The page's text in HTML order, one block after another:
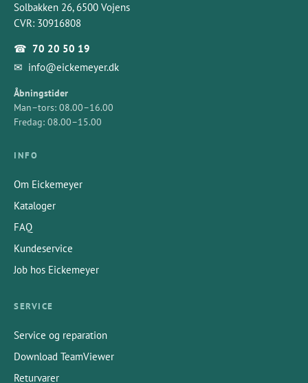
Solbakken 26, 6500 Vojens
CVR: 30916808
☎ 70 20 50 19
✉ info@eickemeyer.dk
Åbningstider
Man–tors: 08.00–16.00
Fredag: 08.00–15.00
INFO
Om Eickemeyer
Kataloger
FAQ
Kundeservice
Job hos Eickemeyer
SERVICE
Service og reparation
Download TeamViewer
Returvarer